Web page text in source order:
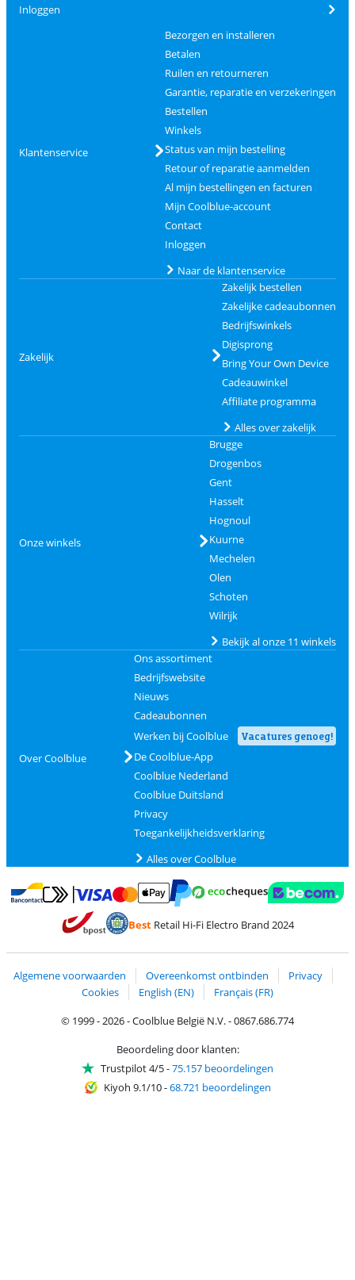
Inloggen
Klantenservice
Bezorgen en installeren
Betalen
Ruilen en retourneren
Garantie, reparatie en verzekeringen
Bestellen
Winkels
Status van mijn bestelling
Retour of reparatie aanmelden
Al mijn bestellingen en facturen
Mijn Coolblue-account
Contact
Inloggen
Naar de klantenservice
Zakelijk
Zakelijk bestellen
Zakelijke cadeaubonnen
Bedrijfswinkels
Digisprong
Bring Your Own Device
Cadeauwinkel
Affiliate programma
Alles over zakelijk
Onze winkels
Brugge
Drogenbos
Gent
Hasselt
Hognoul
Kuurne
Mechelen
Olen
Schoten
Wilrijk
Bekijk al onze 11 winkels
Over Coolblue
Ons assortiment
Bedrijfswebsite
Nieuws
Cadeaubonnen
Werken bij Coolblue
Vacatures genoeg!
De Coolblue-App
Coolblue Nederland
Coolblue Duitsland
Privacy
Toegankelijkheidsverklaring
Alles over Coolblue
Betalen met Bancontact
Betalen met MasterCard en Visa via ClickToPay
Betalen met PayPal
BestRetail Hi-Fi Electro Brand 2024
Algemene voorwaarden Overeenkomst ontbinden
Privacy
Cookies
English (EN)
Français (FR)
© 1999 - 2026 - Coolblue België N.V. - 0867.686.774
Beoordeling door klanten:
Trustpilot 4/5-75.157 beoordelingen
Kiyoh 9.1/10-68.721 beoordelingen